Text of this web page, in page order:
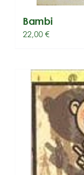
Bambi
22,00€